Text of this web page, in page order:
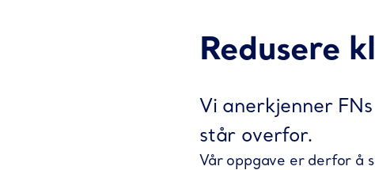
Redusere
Vi anerkjenner
står overfor.
Vår oppgave er derfor å